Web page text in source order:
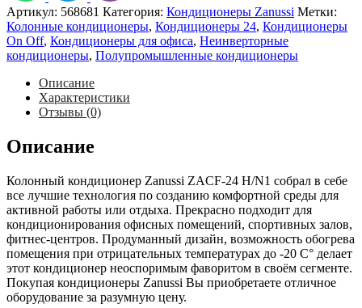
Артикул: 568681 Категория: Кондиционеры Zanussi Метки:
Колонные кондиционеры, Кондиционеры 24, Кондиционеры
On Off, Кондиционеры для офиса, Неинверторные
кондиционеры, Полупромышленные кондиционеры
Описание
Характеристики
Отзывы (0)
Описание
Колонный кондиционер Zanussi ZACF-24 H/N1 собрал в себе
все лучшие технология по созданию комфортной среды для
активной работы или отдыха. Прекрасно подходит для
кондиционирования офисных помещений, спортивных залов,
фитнес-центров. Продуманный дизайн, возможность обогрева
помещения при отрицательных температурах до -20 С° делает
этот кондиционер неоспоримым фаворитом в своём сегменте.
Покупая кондиционеры Zanussi Вы приобретаете отличное
оборудование за разумную цену.